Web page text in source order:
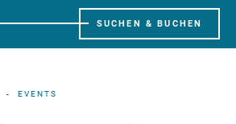
SUCHEN & BUCHEN
EVENTS